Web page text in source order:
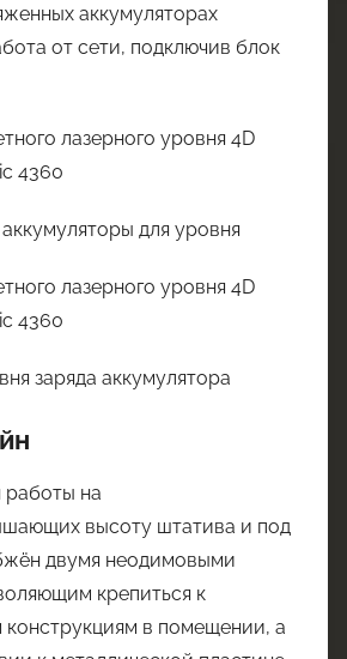
аккумуляторах
от сети, подключив блок
для уровня
заряда аккумулятора
на
высоту штатива и под
двумя неодимовыми
крепиться к
конструкциям в помещении, а